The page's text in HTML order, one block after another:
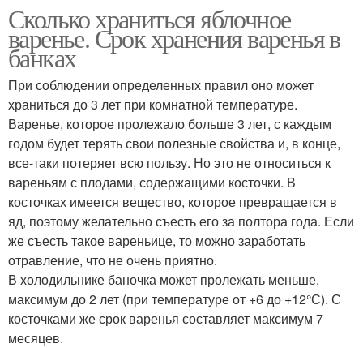
Варение с косточками Варения из кизила
Варения из абрикосов Быстрое варение
Варение с абрикосами Абрикосовое варение
Варение без варки Варение из абрикосов
Сколько храниться яблочное
варенье. Срок хранения варенья в
банках
При соблюдении определенных правил оно может
храниться до 3 лет при комнатной температуре.
Варенье, которое пролежало больше 3 лет, с каждым
годом будет терять свои полезные свойства и, в конце,
все-таки потеряет всю пользу. Но это не относиться к
вареньям с плодами, содержащими косточки. В
косточках имеется вещество, которое превращается в
яд, поэтому желательно съесть его за полтора года. Если
же съесть такое вареньице, то можно заработать
отравление, что не очень приятно.
В холодильнике баночка может пролежать меньше,
максимум до 2 лет (при температуре от +6 до +12°С). С
косточками же срок варенья составляет максимум 7
месяцев.